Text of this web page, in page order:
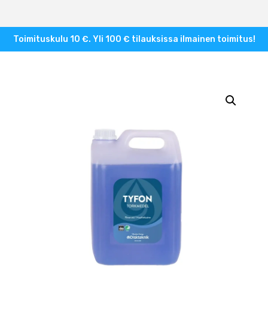
Toimituskulu 10 €. Yli 100 € tilauksissa ilmainen toimitus!